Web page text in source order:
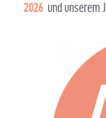
2026und unserem